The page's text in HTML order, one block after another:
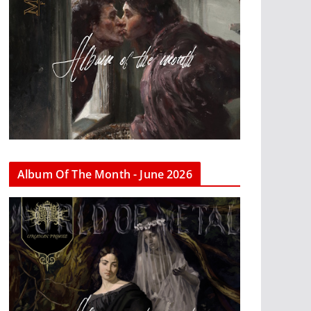
Album Of The Month - June 2026